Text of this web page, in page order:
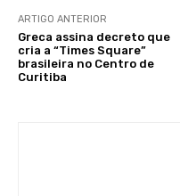
ARTIGO ANTERIOR
Greca assina decreto que
cria a “Times Square”
brasileira no Centro de
Curitiba